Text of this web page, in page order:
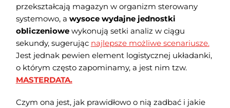
przekształcają magazyn w organizm sterowany
systemowo, a wysoce wydajne jednostki
obliczeniowewykonują setki analiz w ciągu
sekundy, sugerując najlepsze możliwe scenariusze.
Jest jednak pewien element logistycznej układanki,
o którym często zapominamy, a jest nim tzw.
MASTERDATA.
Czym ona jest, jak prawidłowo o nią zadbać i jakie